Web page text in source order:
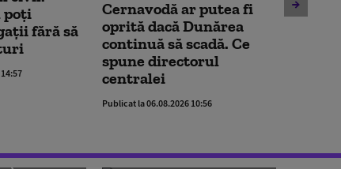
poți
fără să
Cernavodă ar putea fi
oprită dacă Dunărea
continuă să scadă. Ce
spune directorul
centralei
Publicat la 06.08.2026 10:56